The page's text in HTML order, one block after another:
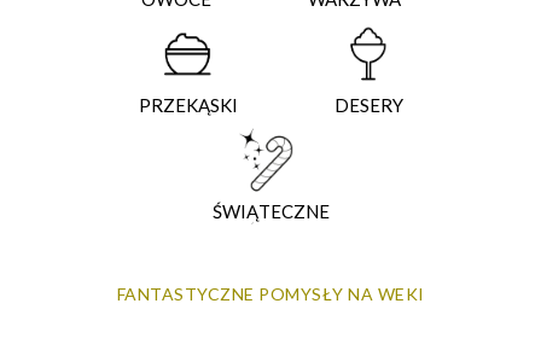
PRZEKĄSKI DESERY
ŚWIĄTECZNE
FANTASTYCZNE POMYSŁY NA WEKI